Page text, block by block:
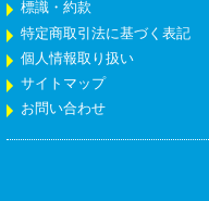
標識・約款
特定商取引法に基づく表記
個人情報取り扱い
サイトマップ
お問い合わせ